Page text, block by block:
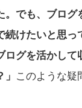
。でも、ブロ
続けたいと思
ログを活かし
このような疑